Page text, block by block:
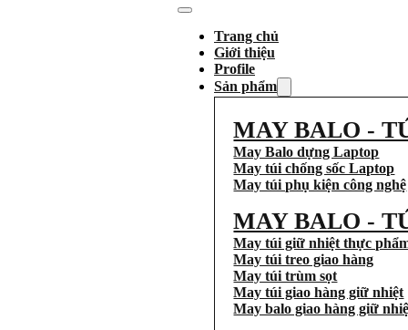
Trang chủ
Giới thiệu
Profile
Sản phẩm
MAY BALO -
May Balo dựng Laptop
May túi chống sốc Laptop
May túi phụ kiện công nghệ
MAY BALO -
May túi giữ nhiệt thực
May túi treo giao hàng
May túi trùm sọt
May túi giao hàng giữ nhiệt
May balo giao hàng giữ